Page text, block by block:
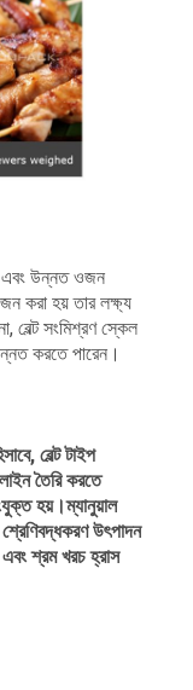
এবং উন্নত ওজন
করা হয় তার লক্ষ্য
বেল্ট সংমিশ্রণ স্কেল
করতে পারেন।
বেল্ট টাইপ
তৈরি করতে
হয়।ম্যানুয়াল
উৎপাদন
শ্রম খরচ হ্রাস